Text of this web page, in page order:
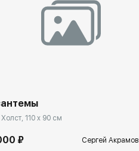
110 x 90 см
₽ Сергей Акрамов